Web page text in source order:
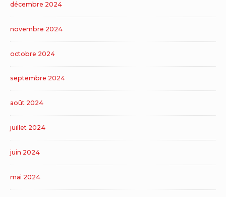
décembre 2024
novembre 2024
octobre 2024
septembre 2024
août 2024
juillet 2024
juin 2024
mai 2024